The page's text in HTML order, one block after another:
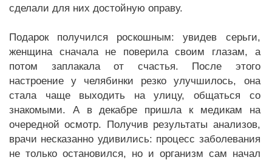
сделали для них достойную оправу.
Подарок получился роскошным: увидев серьги,
женщина сначала не поверила своим глазам, а
потом заплакала от счастья. После этого
настроение у челябинки резко улучшилось, она
стала чаще выходить на улицу, общаться со
знакомыми. А в декабре пришла к медикам на
очередной осмотр. Получив результаты анализов,
врачи несказанно удивились: процесс заболевания
не только остановился, но и организм сам начал